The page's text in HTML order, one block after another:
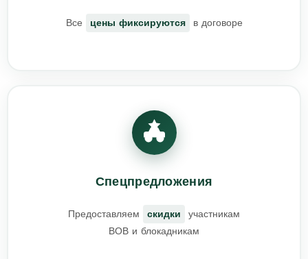
Все цены фиксируются в договоре
Спецпредложения
Предоставляем скидки
участникам
ВОВ и блокадникам